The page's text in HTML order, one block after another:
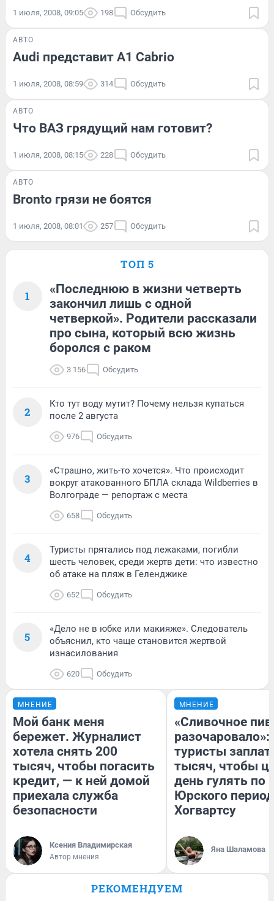
1 июля, 2008, 09:05 198 Обсудить
АВТО
Audi представит A1 Cabrio
1 июля, 2008, 08:59 314 Обсудить
АВТО
Что ВАЗ грядущий нам готовит?
1 июля, 2008, 08:15 228 Обсудить
АВТО
Bronto грязи не боятся
1 июля, 2008, 08:01 257 Обсудить
ТОП 5
1
«Последнюю в жизни четверть
закончил лишь с одной
четверкой». Родители рассказали
про сына, который всю жизнь
боролся с раком
3 156 Обсудить
2
Кто тут воду мутит? Почему нельзя купаться
после 2 августа
976 Обсудить
3
«Страшно, жить-то хочется». Что происходит
вокруг атакованного БПЛА склада Wildberries в
Волгограде — репортаж с места
658 Обсудить
4
Туристы прятались под лежаками, погибли
шесть человек, среди жертв дети: что известно
об атаке на пляж в Геленджике
652 Обсудить
5
«Дело не в юбке или макияже». Следователь
объяснил, кто чаще становится жертвой
изнасилования
620 Обсудить
МНЕНИЕ
Мой банк меня
бережет. Журналист
хотела снять 200
тысяч, чтобы погасить
кредит, — к ней домой
приехала служба
безопасности
Ксения Владимирская
Автор мнения
МНЕНИЕ
«Сливочное
разочаровало»:
туристы
тысяч, чтобы
день гулять по
Юрского
Хогвартсу
Яна Шаламова
РЕКОМЕНДУЕМ